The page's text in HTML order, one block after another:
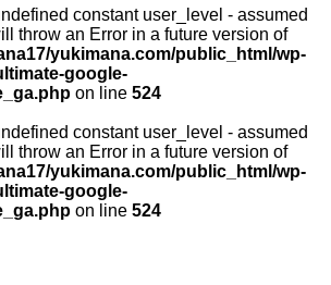
constant user_level - assumed
throw an Error in a future version of
yukimana.com/public_html/wp-
google-
on line 524
constant user_level - assumed
throw an Error in a future version of
yukimana.com/public_html/wp-
google-
on line 524